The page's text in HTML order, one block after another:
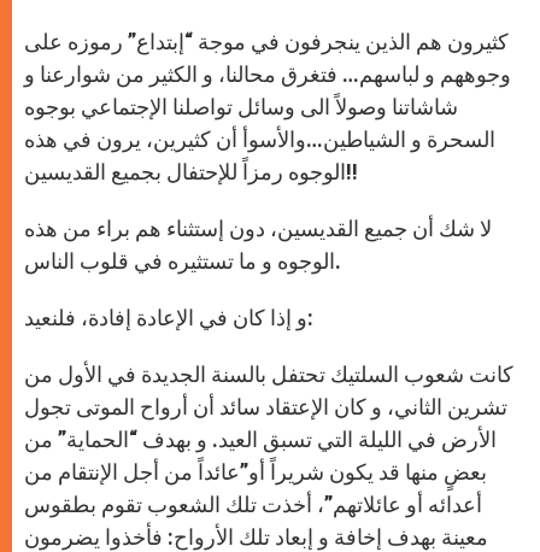
p
p e
r
o
k
r
كثيرون هم الذين ينجرفون في موجة “إبتداع” رموزه على
وجوههم و لباسهم… فتغرق محالنا، و الكثير من شوارعنا و
شاشاتنا وصولاً الى وسائل تواصلنا الإجتماعي بوجوه
السحرة و الشياطين…والأسوأ أن كثيرين، يرون في هذه
الوجوه رمزاً للإحتفال بجميع القديسين!!
لا شك أن جميع القديسين، دون إستثناء هم براء من هذه
الوجوه و ما تستثيره في قلوب الناس.
و إذا كان في الإعادة إفادة، فلنعيد:
كانت شعوب السلتيك تحتفل بالسنة الجديدة في الأول من
تشرين الثاني، و كان الإعتقاد سائد أن أرواح الموتى تجول
الأرض في الليلة التي تسبق العيد. و بهدف “الحماية” من
بعضٍ منها قد يكون شريراً أو”عائداً من أجل الإنتقام من
أعدائه أو عائلاتهم”، أخذت تلك الشعوب تقوم بطقوس
معينة بهدف إخافة و إبعاد تلك الأرواح: فأخذوا يضرمون